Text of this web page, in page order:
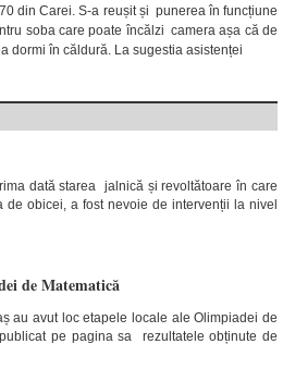
din Carei. S-a reușit și punerea în funcțiune
soba care poate încălzi camera așa că de
dormi în căldură. La sugestia asistenței
dată starea jalnică și revoltătoare în care
obicei, a fost nevoie de intervenții la nivel
de Matematică
au avut loc etapele locale ale Olimpiadei de
pe pagina sa rezultatele obținute de